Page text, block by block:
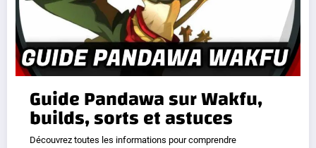
Guide Pandawa sur Wakfu,
builds, sorts et astuces
Découvrez toutes les informations pour comprendre